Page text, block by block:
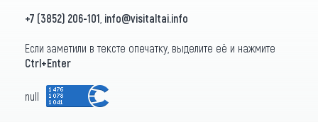
+7 (3852) 206-101 info@visitaltai.info
Если заметили в тексте опечатку, выделите её и нажмите
Ctrl+Enter
null